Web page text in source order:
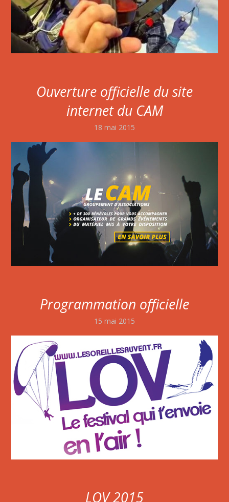
Ouverture officielle du site
internet du CAM
18 mai 2015
Programmation officielle
15 mai 2015
LOV 2015